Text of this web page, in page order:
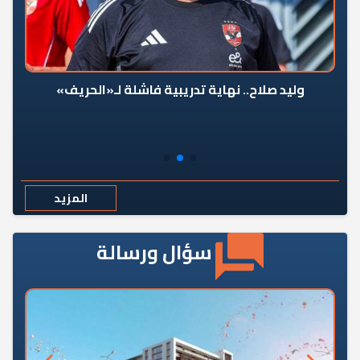
وليد صلاح.. نهاية تدريبية فاشلة لـ«الحريف»
المزيد
سؤال ورسالة